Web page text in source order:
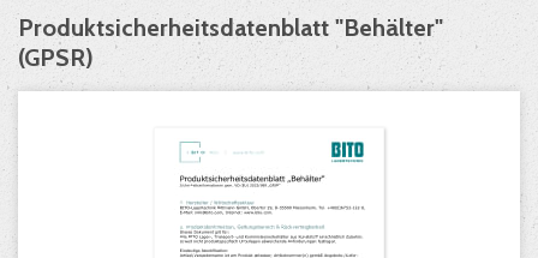
Produktsicherheitsdatenblatt "Behälter"
(GPSR)